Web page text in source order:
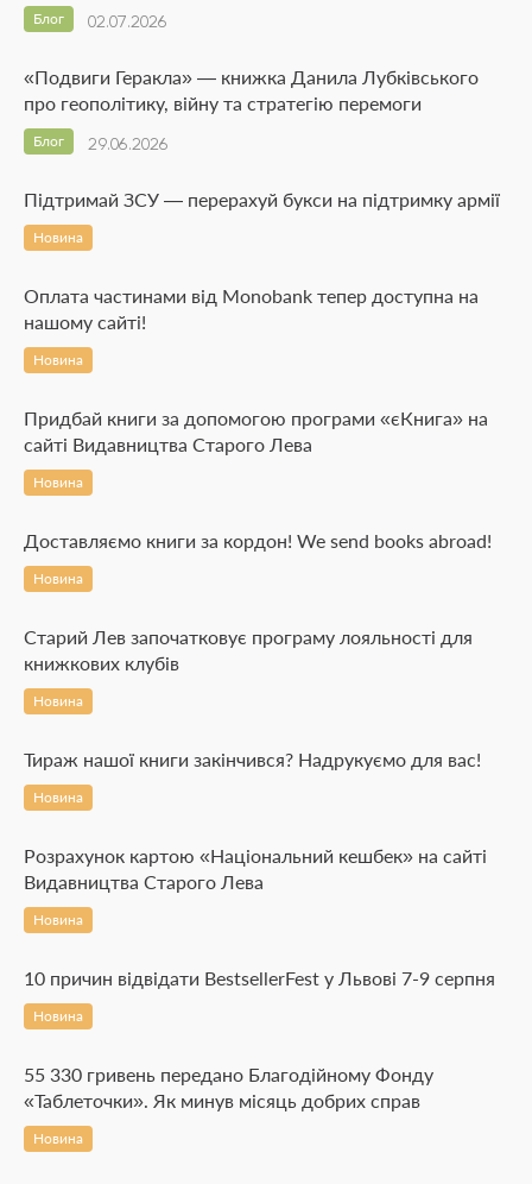
02.07.2026
Блог
«Подвиги Геракла» — книжка Данила Лубківського
про геополітику, війну та стратегію перемоги
29.06.2026
Блог
Підтримай ЗСУ — перерахуй букси на підтримку армії
Новина
Оплата частинами від Monobank тепер доступна на
нашому сайті!
Новина
Придбай книги за допомогою програми «єКнига» на
сайті Видавництва Старого Лева
Новина
Доставляємо книги за кордон! We send books abroad!
Новина
Старий Лев започатковує програму лояльності для
книжкових клубів
Новина
Тираж нашої книги закінчився? Надрукуємо для вас!
Новина
Розрахунок картою «Національний кешбек» на сайті
Видавництва Старого Лева
Новина
10 причин відвідати BestsellerFest у Львові 7-9 серпня
Новина
55 330 гривень передано Благодійному Фонду
«Таблеточки». Як минув місяць добрих справ
Новина